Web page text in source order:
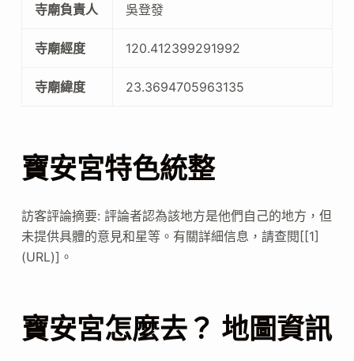
寺廟負責人 吳登發
寺廟經度 120.412399291992
寺廟緯度 23.3694705963135
寶安宮特色統整
訪客評論摘要: 評論者認為該地方是他們自己的地方，但
未提供具體的意見和星等。有關詳細信息，請查閱[[1]
(URL)]。
寶安宮怎麼去？ 地圖資訊